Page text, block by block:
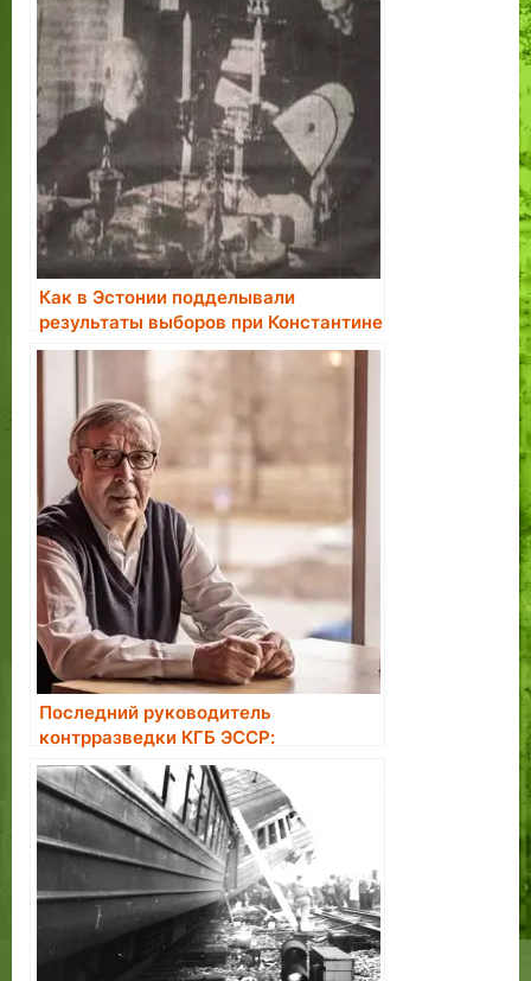
Как в Эстонии подделывали
результаты выборов при Константине
Пятсе.
Последний руководитель
контрразведки КГБ ЭССР:
большинство завербованных в
агенты считали это большой честью